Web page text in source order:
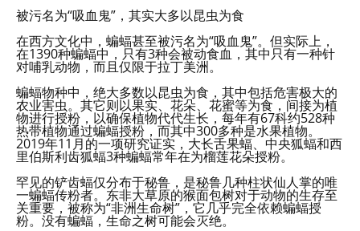
被污名为“吸血鬼”，其实大多以昆虫为食
在西方文化中，蝙蝠甚至被污名为“吸血鬼”。但实际上，
在1390种蝙蝠中，只有3种会被动食血，其中只有一种针
对哺乳动物，而且仅限于拉丁美洲。
蝙蝠物种中，绝大多数以昆虫为食，其中包括危害极大的
农业害虫。其它则以果实、花朵、花蜜等为食，间接为植
物进行授粉，以确保植物代代生长，每年有67科约528种
热带植物通过蝙蝠授粉，而其中300多种是水果植物。
2019年11月的一项研究证实，大长舌果蝠、中央狐蝠和西
里伯斯利齿狐蝠3种蝙蝠常年在为榴莲花朵授粉。
罕见的铲齿蝠仅分布于秘鲁，是秘鲁几种柱状仙人掌的唯
一蝙蝠传粉者。东非大草原的猴面包树对于动物的生存至
关重要，被称为“非洲生命树”，它几乎完全依赖蝙蝠授
粉。没有蝙蝠，生命之树可能会灭绝。